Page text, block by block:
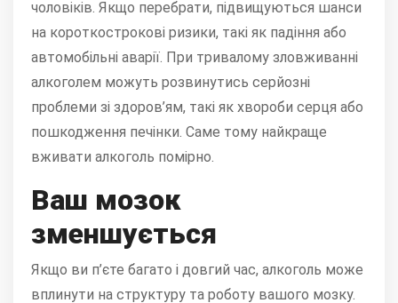
чоловіків. Якщо перебрати, підвищуються шанси
на короткострокові ризики, такі як падіння або
автомобільні аварії. При тривалому зловживанні
алкоголем можуть розвинутись серйозні
проблеми зі здоров’ям, такі як хвороби серця або
пошкодження печінки. Саме тому найкраще
вживати алкоголь помірно.
Ваш мозок
зменшується
Якщо ви п’єте багато і довгий час, алкоголь може
вплинути на структуру та роботу вашого мозку.